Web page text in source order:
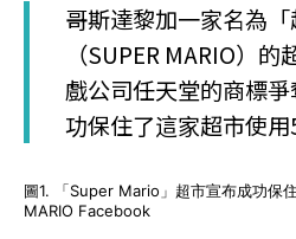
哥斯達黎加一家名為「
（SUPER MARIO）
戲公司任天堂的商標
功保住了這家超市使用
圖1. 「Super Mario」超市宣布成功保
MARIO Facebook